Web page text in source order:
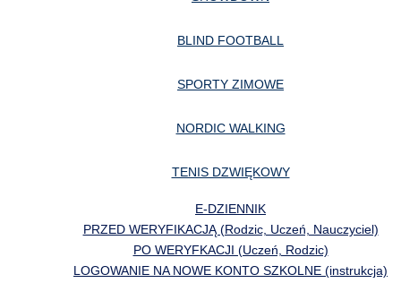
BLIND FOOTBALL
SPORTY ZIMOWE
NORDIC WALKING
TENIS DZWIĘKOWY
E-DZIENNIK
PRZED WERYFIKACJĄ (Rodzic, Uczeń, Nauczyciel)
PO WERYFKACJI (Uczeń, Rodzic)
LOGOWANIE NA NOWE KONTO SZKOLNE (instrukcja)